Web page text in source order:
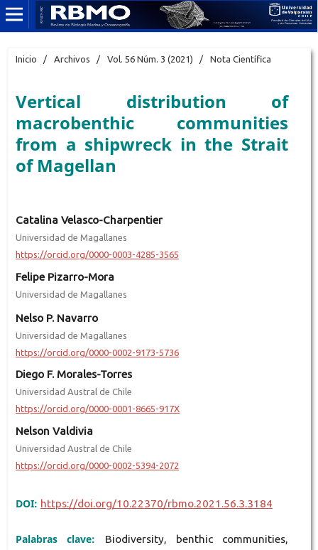
Inicio / Archivos / Vol. 56 Núm. 3 (2021) / Nota Científica
Vertical distribution of
macrobenthic communities
from a shipwreck in the Strait
of Magellan
Catalina Velasco-Charpentier
Universidad de Magallanes
https://orcid.org/0000-0003-4285-3565
Felipe Pizarro-Mora
Universidad de Magallanes
Nelso P. Navarro
Universidad de Magallanes
https://orcid.org/0000-0002-9173-5736
Diego F. Morales-Torres
Universidad Austral de Chile
https://orcid.org/0000-0001-8665-917X
Nelson Valdivia
Universidad Austral de Chile
https://orcid.org/0000-0002-5394-2072
DOI: https://doi.org/10.22370/rbmo.2021.56.3.3184
Palabras clave:
Biodiversity, benthic communities,